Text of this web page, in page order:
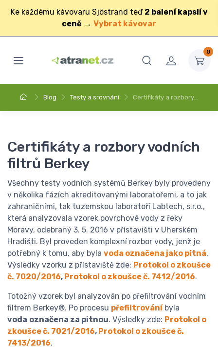
Ke každému kávovaru Sjöstrand teď 2 balení kapslí v
ceně → Vybrat kávovar
0
Blog Testy a srovnání Certifikáty a rozbory…
Certifikáty a rozbory vodních
filtrů Berkey
Všechny testy vodních systémů Berkey byly provedeny
v několika fázích akreditovanými laboratořemi, a to jak
zahraničními, tak tuzemskou laboratoří Labtech, s.r.o.,
která analyzovala vzorek povrchové vody z řeky
Moravy, odebraný 3. 5. 2016 v přístavišti v Uherském
Hradišti. Byl proveden komplexní rozbor vody, jenž je
potřebný k tomu, aby byla voda označena jako pitná.
Výsledky vzorku z přístaviště zde: Protokol o zkoušce
č. 7020/2016, Protokol o zkoušce č. 7412/2016.
Totožný vzorek byl analyzován po přefiltrování vodním
filtrem Berkey®. Po procesu přefiltrováníbyla
voda označena za pitnou. Výsledky zde: Protokol o
zkoušce č. 7021/2016, Protokol o zkoušce č.
7413/2016.